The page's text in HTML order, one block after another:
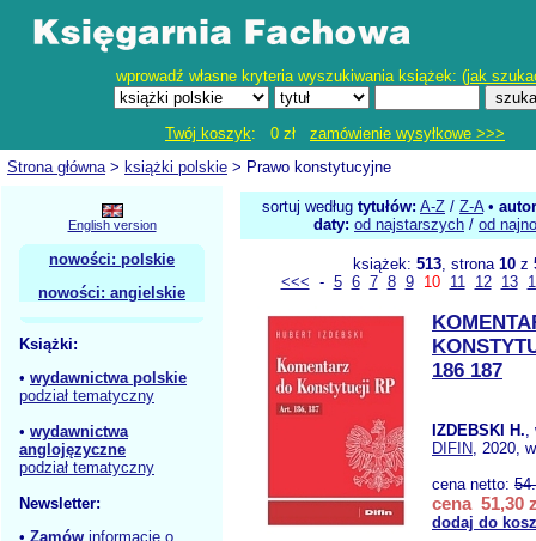
wprowadź własne kryteria wyszukiwania książek: (jak
Twój koszyk: 0 zł zamówienie wysyłkowe >>>
Strona główna> książki polskie > Prawo konstytucyjne
English version
nowości: polskie
nowości: angielskie
Książki:
• wydawnictwa polskie
podział tematyczny
• wydawnictwa
anglojęzyczne
podział tematyczny
Newsletter:
• Zamów informacje o
sortuj według tytułów: A-Z / Z-A•
daty: od najstarszych / od
książek: 513, strona 10 z
<<< - 5 6 7 8 9 10 11 12 13
186 187
IZDEBSKI H.,
DIFIN, 2020,
cena netto:
cena 51,30
dodaj do